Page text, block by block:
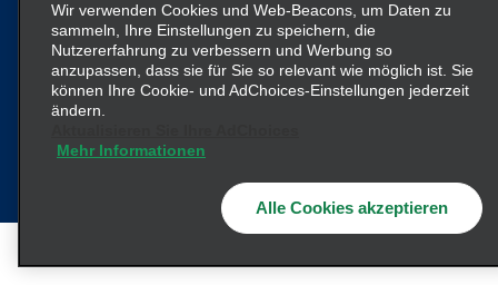
Enterprise Mobility, wobei Informationen zu vielen
Unternehmen übermittelt werden. Diese Verweise
sollen nicht die bestehende Unternehmensstruktur
vermitteln oder ersetzen. Weitere Informationen
finden Sie
Wir verwenden Cookies und Web-Beacons, um Daten zu
sammeln, Ihre Einstellungen zu speichern, die
Nutzererfahrung zu verbessern und Werbung so
anzupassen, dass sie für Sie so relevant wie möglich ist. Sie
können Ihre Cookie- und AdChoices-Einstellungen jederzeit
ändern.
Mehr Informationen
Alle Cookies akzeptieren